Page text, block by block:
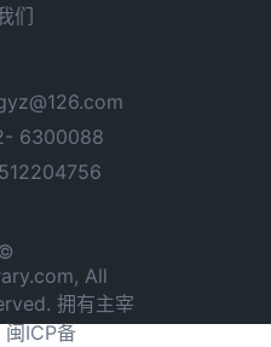
们
6300088
All
拥有主宰
闽ICP备